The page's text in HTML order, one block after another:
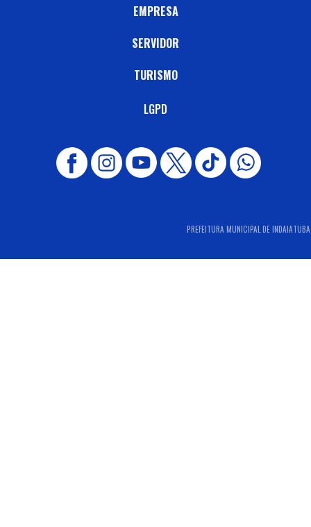
EMPRESA
SERVIDOR
TURISMO
LGPD
PREFEITURA MUNICIPAL DE